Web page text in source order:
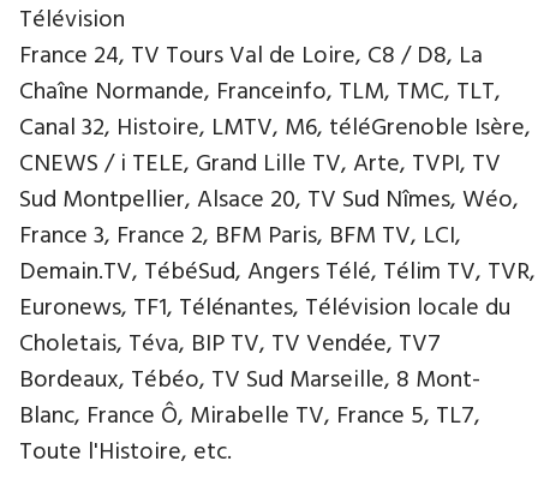
Télévision
France 24, TV Tours Val de Loire, C8 / D8, La
Chaîne Normande, Franceinfo, TLM, TMC, TLT,
Canal 32, Histoire, LMTV, M6, téléGrenoble Isère,
CNEWS / i TELE, Grand Lille TV, Arte, TVPI, TV
Sud Montpellier, Alsace 20, TV Sud Nîmes, Wéo,
France 3, France 2, BFM Paris, BFM TV, LCI,
Demain.TV, TébéSud, Angers Télé, Télim TV, TVR,
Euronews, TF1, Télénantes, Télévision locale du
Choletais, Téva, BIP TV, TV Vendée, TV7
Bordeaux, Tébéo, TV Sud Marseille, 8 Mont-
Blanc, France Ô, Mirabelle TV, France 5, TL7,
Toute l'Histoire, etc.